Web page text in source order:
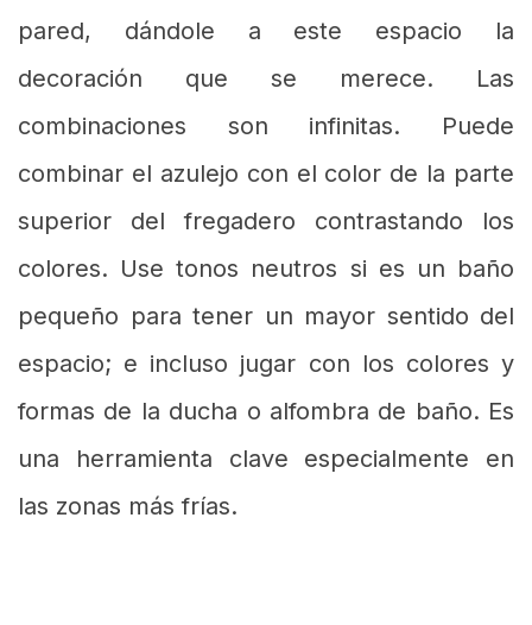
pared, dándole a este espacio la
decoración que se merece. Las
combinaciones son infinitas. Puede
combinar el azulejo con el color de la parte
superior del fregadero contrastando los
colores. Use tonos neutros si es un baño
pequeño para tener un mayor sentido del
espacio; e incluso jugar con los colores y
formas de la ducha o alfombra de baño. Es
una herramienta clave especialmente en
las zonas más frías.